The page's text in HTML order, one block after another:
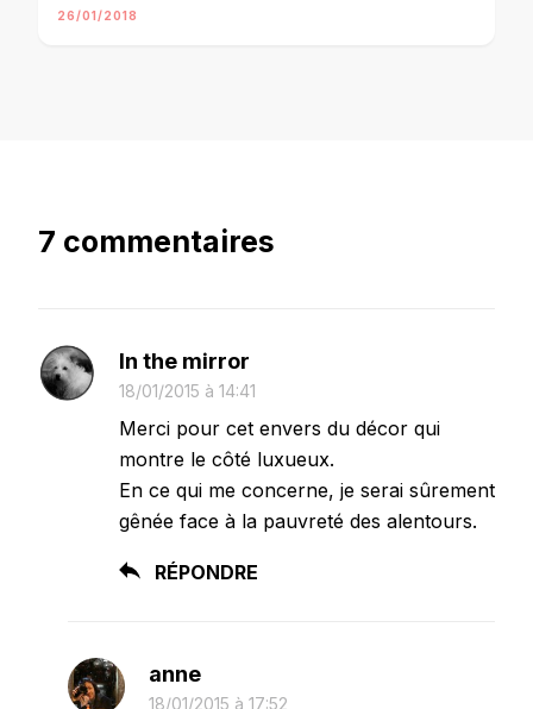
26/01/2018
7 commentaires
In the mirror
18/01/2015 à 14:41
Merci pour cet envers du décor qui
montre le côté luxueux.
En ce qui me concerne, je serai sûrement
gênée face à la pauvreté des alentours.
RÉPONDRE
anne
18/01/2015 à 17:52